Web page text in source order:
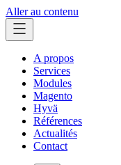
Aller au contenu
A propos
Services
Modules
Magento
Hyvä
Références
Actualités
Contact